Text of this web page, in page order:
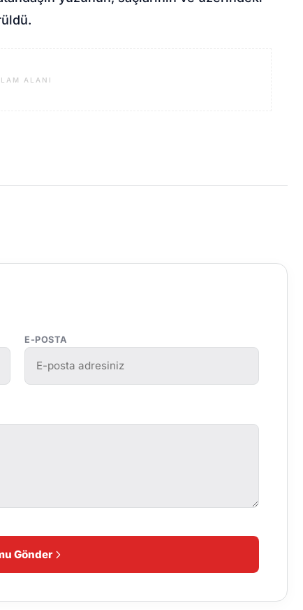
ALANI
E-POSTA
Gönder